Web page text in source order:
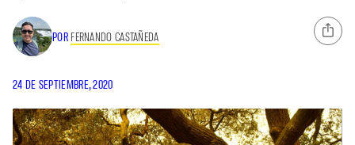
POR FERNANDO CASTAÑEDA
24 DE SEPTIEMBRE, 2020